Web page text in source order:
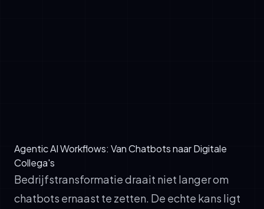
Agentic AI Workflows: Van Chatbots naar Digitale
Collega's
Bedrijfstransformatie draait niet langer om
chatbots ernaast te zetten. De echte kans ligt